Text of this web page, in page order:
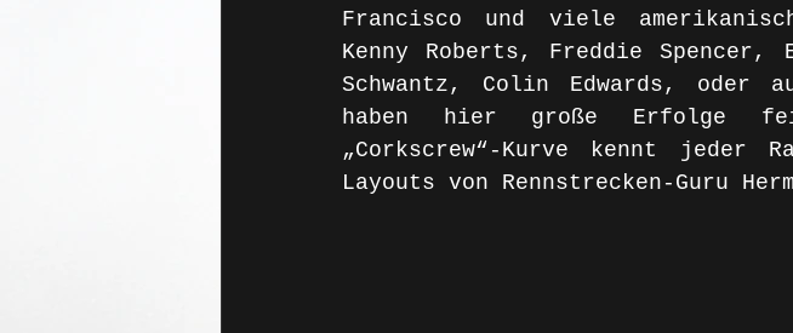
Francisco und viele
Kenny Roberts, Freddie Spencer,
Schwantz, Colin Edwards, oder
haben hier große Erfolge
„Corkscrew“-Kurve kennt jeder
Layouts von Rennstrecken-Guru